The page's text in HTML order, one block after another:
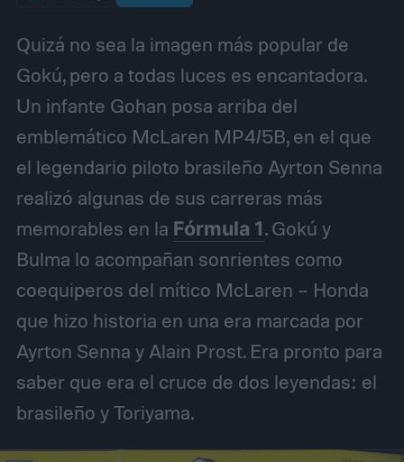
Quizá no sea la imagen más popular de
Gokú, pero a todas luces es encantadora.
Un infante Gohan posa arriba del
emblemático McLaren MP4/5B, en el que
el legendario piloto brasileño Ayrton Senna
realizó algunas de sus carreras más
memorables en la Fórmula 1. Gokú y
Bulma lo acompañan sonrientes como
coequiperos del mítico McLaren – Honda
que hizo historia en una era marcada por
Ayrton Senna y Alain Prost. Era pronto para
saber que era el cruce de dos leyendas: el
brasileño y Toriyama.